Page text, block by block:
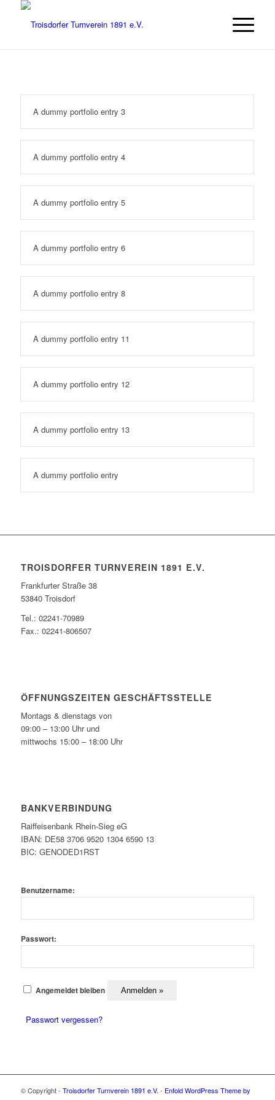
A dummy portfolio entry 3
A dummy portfolio entry 4
A dummy portfolio entry 5
A dummy portfolio entry 6
A dummy portfolio entry 8
A dummy portfolio entry 11
A dummy portfolio entry 12
A dummy portfolio entry 13
A dummy portfolio entry
TROISDORFER TURNVEREIN 1891 E.V.
Frankfurter Straße 38
53840 Troisdorf
Tel.: 02241-70989
Fax.: 02241-806507
ÖFFNUNGSZEITEN GESCHÄFTSSTELLE
Montags & dienstags von
09:00 – 13:00 Uhr und
mittwochs 15:00 – 18:00 Uhr
BANKVERBINDUNG
Raiffeisenbank Rhein-Sieg eG
IBAN: DE58 3706 9520 1304 6590 13
BIC: GENODED1RST
Benutzername:
Passwort:
Angemeldet bleiben
Passwort vergessen?
© Copyright - Troisdorfer Turnverein 1891 e.V. - Enfold WordPress Theme by